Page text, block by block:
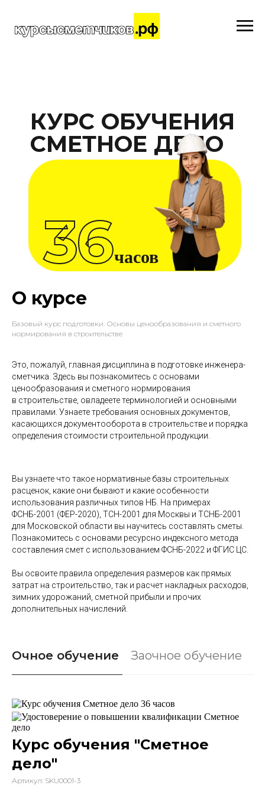
КУРС ОБУЧЕНИЯ
СМЕТНОЕ ДЕЛО
36часов
О курсе
Базовый курс подготовки. Основы ценообразования и сметного
нормирования в строительстве
Это, пожалуй, главная дисциплина в подготовке инженера-
сметчика. Здесь вы познакомитесь с основами
ценообразования и сметного нормирования
в строительстве, овладеете терминологией и основными
правилами. Узнаете требования основных документов,
касающихся документооборота в строительстве и порядка
определения стоимости строительной продукции.
Вы узнаете что такое нормативные базы строительных
расценок, какие они бывают и какие особенности
использования различных типов НБ. На примерах
ФСНБ-2001 (ФЕР-2020), ТСН-2001 для Москвы и ТСНБ-2001
для Московской области вы научитесь составлять сметы.
Познакомитесь с основами ресурсно индексного метода
составления смет с использованием ФСНБ-2022 и ФГИС ЦС.
Вы освоите правила определения размеров как прямых
затрат на строительство, так и расчет накладных расходов,
зимних удорожаний, сметной прибыли и прочих
дополнительных начислений.
Очное обучение Заочное обучение
Курс обучения "Сметное
дело"
Артикул: SKU0001-3